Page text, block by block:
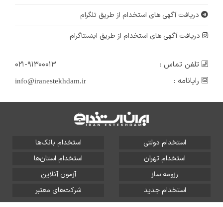
دریافت آگهی های استخدام از طریق تلگرام
دریافت آگهی های استخدام از طریق اینستاگرام
تلفن تماس :
۰۲۱-۹۱۳۰۰۰۱۳
رایانامه :
info@iranestekhdam.ir
استخدام دولتی
استخدام بانک‌ها
استخدام تهران
استخدام استان‌ها
رزومه ساز
آزمون آنلاین
استخدام جدید
شرکت‌های معتبر